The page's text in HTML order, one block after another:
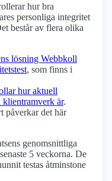
hur bra
personliga integritet
består av flera olika
lösning Webbkoll
, som finns i
hur aktuell
klient­ramverk är.
påverkar det här
genomsnittliga
5 veckorna. De
testas åtminstone